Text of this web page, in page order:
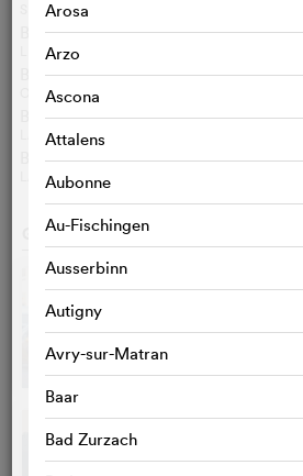
Arosa
Arzo
Ascona
Attalens
Aubonne
Au-Fischingen
Ausserbinn
Autigny
Avry-sur-Matran
Baar
Bad Zurzach
SPIEGEL ONLINE / MARC PITZKE
Besprechung Entertainment Weekly
LEAH GREENBLATT
Besprechung Variety
OWEN GLEIBERMAN
Besprechung àVoir-àLire
LAURENT CAMBON
Besprechung Rolling Stone
LA RÉDACTION
GALERIE